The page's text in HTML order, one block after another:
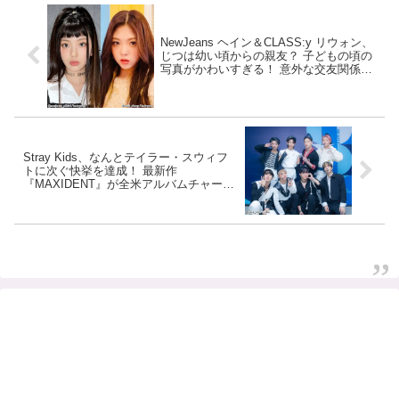
NewJeans ヘイン＆CLASS:y リウォン、
じつは幼い頃からの親友？ 子どもの頃の
写真がかわいすぎる！ 意外な交友関係に
Stray Kids、なんとテイラー・スウィフ
トに次ぐ快挙を達成！ 最新作
『MAXIDENT』が全米アルバムチャート
に